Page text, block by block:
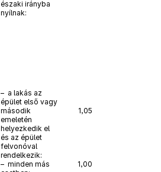
északi irányba
nyílnak:
– a lakás az
épület első vagy
második
emeletén
helyezkedik el
és az épület
felvonóval
rendelkezik:
1,05
– minden más
1,00